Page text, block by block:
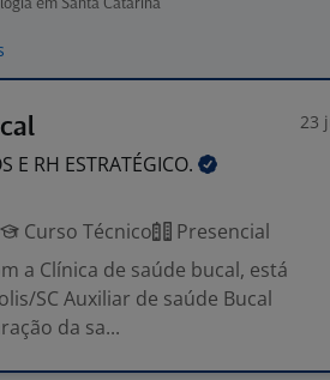
em Santa Catarina
23
E RH ESTRATÉGICO.
Curso Técnico
Presencial
a Clínica de saúde bucal, está
SC Auxiliar de saúde Bucal
da sa...